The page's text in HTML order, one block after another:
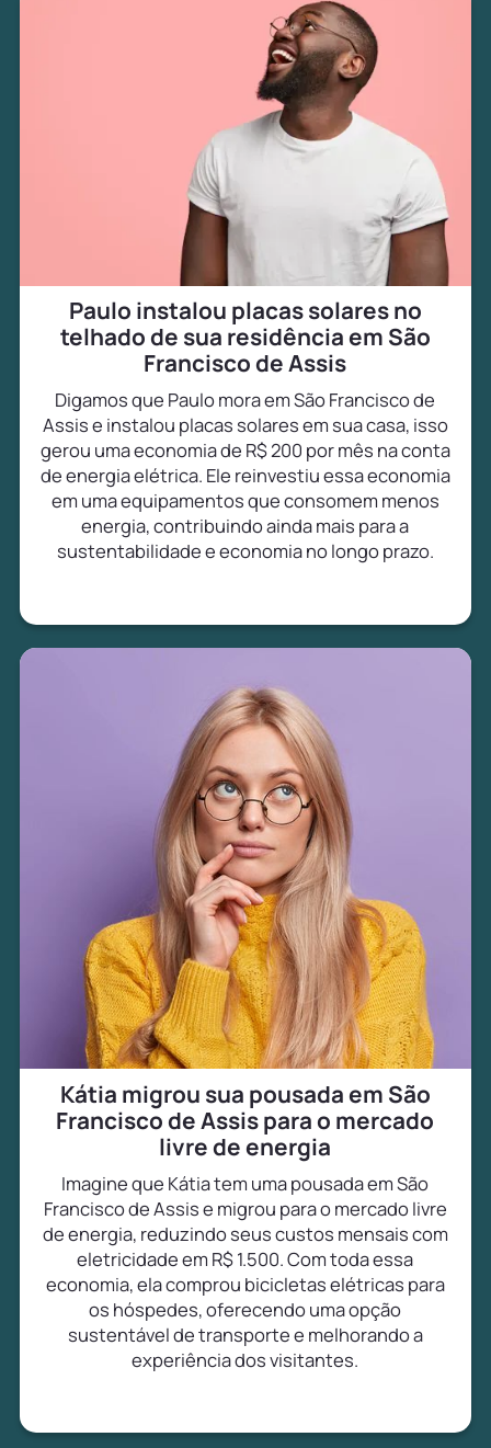
Paulo instalou placas solares no
telhado de sua residência em São
Francisco de Assis
Digamos que Paulo mora em São Francisco de
Assis e instalou placas solares em sua casa, isso
gerou uma economia de R$ 200 por mês na conta
de energia elétrica. Ele reinvestiu essa economia
em uma equipamentos que consomem menos
energia, contribuindo ainda mais para a
sustentabilidade e economia no longo prazo.
Kátia migrou sua pousada em São
Francisco de Assis para o mercado
livre de energia
Imagine que Kátia tem uma pousada em São
Francisco de Assis e migrou para o mercado livre
de energia, reduzindo seus custos mensais com
eletricidade em R$ 1.500. Com toda essa
economia, ela comprou bicicletas elétricas para
os hóspedes, oferecendo uma opção
sustentável de transporte e melhorando a
experiência dos visitantes.